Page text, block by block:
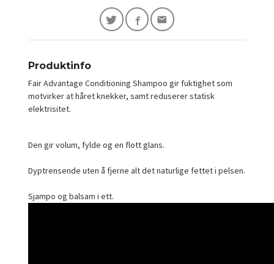
Produktinfo
Fair Advantage Conditioning Shampoo gir fuktighet som
motvirker at håret knekker, samt reduserer statisk
elektrisitet.
Den gir volum, fylde og en flott glans.
Dyptrensende uten å fjerne alt det naturlige fettet i pelsen.
Sjampo og balsam i ett.